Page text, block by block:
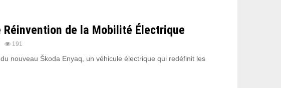
Réinvention de la Mobilité Électrique
191
nouveau Škoda Enyaq, un véhicule électrique qui redéfinit les